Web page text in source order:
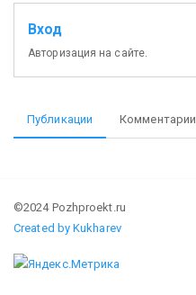
Вход
Авторизация на сайте.
Публикации Комментарии
©2024 Pozhproekt.ru
Created by Kukharev